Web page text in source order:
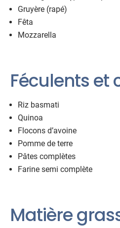
Gruyère (rapé)
Fêta
Mozzarella
Féculents et
Riz basmati
Quinoa
Flocons d’avoine
Pomme de terre
Pâtes complètes
Farine semi complète
Matière